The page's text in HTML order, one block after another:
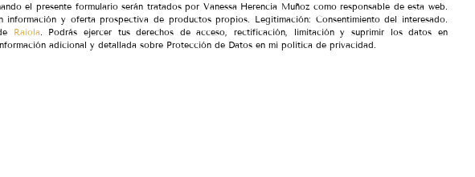
el presente formulario serán tratados por Vanessa Herencia Muñoz como responsable de esta web.
y oferta prospectiva de productos propios. Legitimación: Consentimiento del interesado.
Raiola. Podrás ejercer tus derechos de acceso, rectificación, limitación y suprimir los datos en
adicional y detallada sobre Protección de Datos en mi política de privacidad.